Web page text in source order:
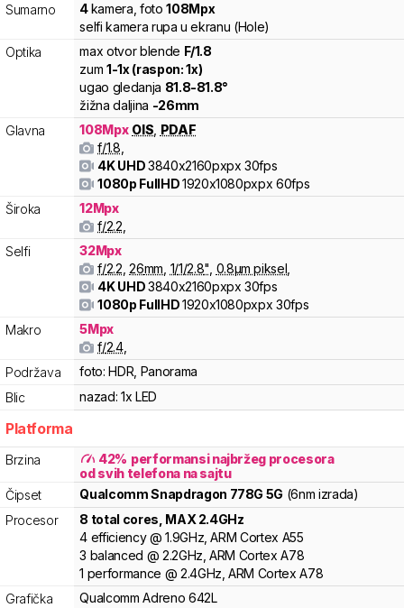
Sumarno 4kamera foto108Mpx
selfi kamera rupa u ekranu (Hole)
Optika
max otvor blende F/1.8
zum1-1x (raspon:1x)
ugao gledanja 81.8-81.8°
žižna daljina -26mm
Glavna
108Mpx OIS PDAF
f/1.8
4K UHD3840x2160pxpx30fps
1080p FullHD1920x1080pxpx60fps
Široka
12Mpx
f/2.2
Selfi
32Mpx
f/2.2 26mm 1/1/2.8" 0.8µm piksel
4K UHD3840x2160pxpx30fps
1080p FullHD1920x1080pxpx30fps
Makro
5Mpx
f/2.4,
Podržava
foto: HDR, Panorama
Blic
nazad: 1x LED
Platforma
Brzina 42% performansi najbržeg procesora
od svih telefona na sajtu
Čipset
QualcommSnapdragon 778G 5G (6nm izrada)
Procesor
8 total cores , MAX 2.4GHz
4 efficiency @ 1.9GHz,ARM Cortex A55
3 balanced @ 2.2GHz,ARM Cortex A78
1 performance @ 2.4GHz,ARM Cortex A78
Grafička
Qualcomm Adreno 642L